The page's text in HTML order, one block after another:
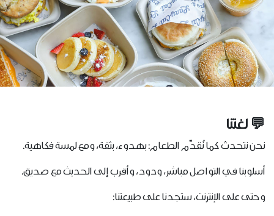
💬 لغتنا
نحن نتحدث كما نُقدّم الطعام: بهدوء، بثقة، ومع لمسة فكاهية.
أسلوبنا في التواصل مباشر، ودود، وأقرب إلى الحديث مع صديق.
وحتى على الإنترنت، ستجدنا على طبيعتنا: